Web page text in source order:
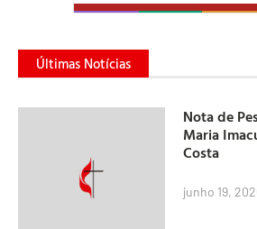
Últimas Notícias
Nota de
Maria
Costa
junho 19,